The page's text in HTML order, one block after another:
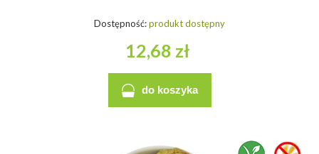
Dostępność:produkt dostępny
12,68 zł
do koszyka